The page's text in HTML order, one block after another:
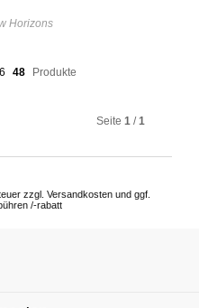
Horizons
48 Produkte
Seite1 /1
zzgl. Versandkosten und ggf.
/-rabatt